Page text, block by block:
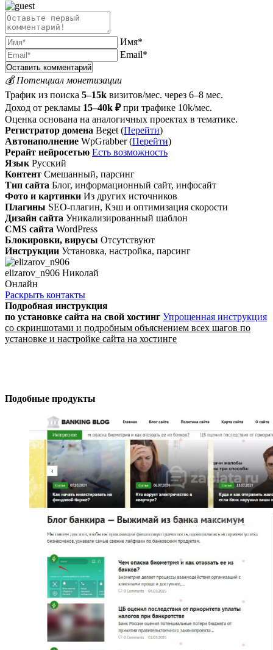
Имя*
Email*
💰 Потенциал монетизации
Трафик из поиска 5–15k визитов/мес. через 6–8 мес.
Доход от рекламы 15–40k ₽ при трафике 10k/мес.
Оценка основана на аналогичных проектах в тематике.
Регистратор домена Beget (Перейти)
Автонаполнение WpGrabber (Перейти)
Рерайт нейросетью Есть возможность
Язык Русский
Контент Смешанный, парсинг
Тип сайта Блог, информационный сайт, инфосайт
Фото и картинки Из других источников
Плагины SEO-плагин, Кэш и оптимизация скорости
Дизайн сайта Уникализированный шаблон
CMS сайта WordPress
Блокировки, вирусы Отсутствуют
Инструкции Установка, настройка, парсинг
elizarov_n906 Николай
Онлайн
Раскрыть контакты
Подробная инструкция
по установке сайта на свой хостинг Упрощенная инструкция
со скриншотами и подробным объяснением всех шагов по
установке и настройке сайта на хостинге
Подобные продукты